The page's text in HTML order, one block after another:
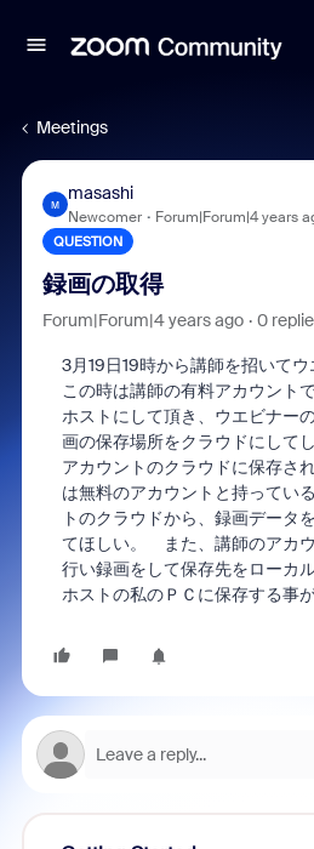
Meetings
M
masashi
Newcomer Forum|Forum|4 years
QUESTION
録画の取得
Forum|Forum|4 years ago 0
3月19日19時から講師を招いて
この時は講師の有料アカウント
ホストにして頂き、ウエビナー
画の保存場所をクラウドにして
アカウントのクラウドに保存
は無料のアカウントと持ってい
トのクラウドから、録画データ
てほしい。 また、講師のアカ
行い録画をして保存先をローカ
ホストの私のＰＣに保存する事